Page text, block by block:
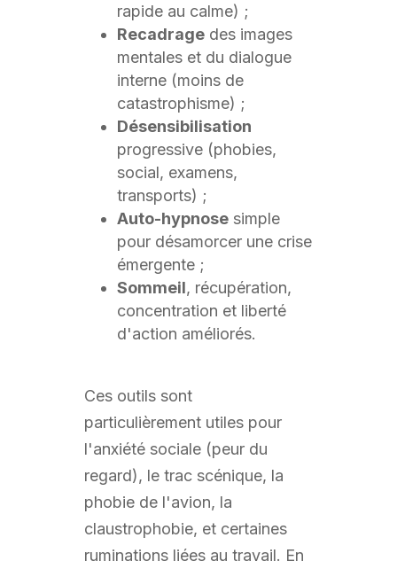
rapide au calme) ;
Recadragedes images
mentales et du dialogue
interne (moins de
catastrophisme) ;
Désensibilisation
progressive (phobies,
social, examens,
transports) ;
Auto-hypnosesimple
pour désamorcer une crise
émergente ;
Sommeil, récupération,
concentration et liberté
d'action améliorés.
Ces outils sont
particulièrement utiles pour
l'anxiété sociale (peur du
regard), le trac scénique, la
phobie de l'avion, la
claustrophobie, et certaines
ruminations liées au travail. En